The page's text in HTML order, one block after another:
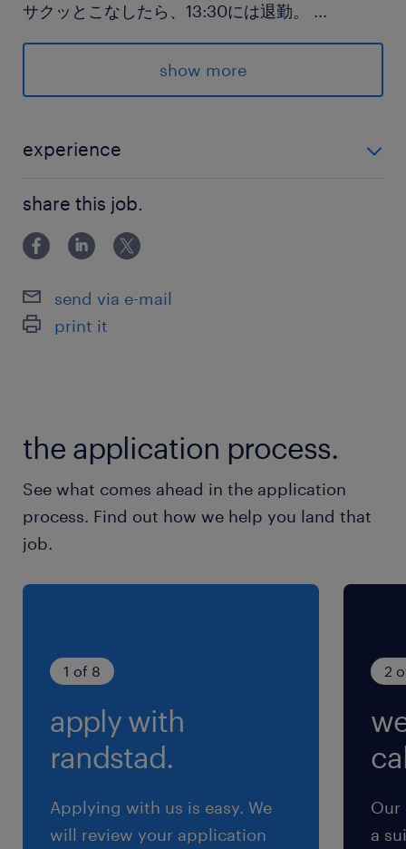
サクッとこなしたら、13:30には退勤。 ...
これまでの接客経験をそのまま活かして、
無理なく働ける大満足のタイムスケジュールです
藤岡市にある、緑豊かで開放的なゴルフ場です。
レストラン内は30代〜50代のスタッフが中心と
なって活躍中◎
最寄駅
高崎線／本庄駅（車30分）
シフト制
就業時間
9:30-13:30（実働4時間00分・休憩0分）
show more
experience
ミリーレストラン、販売などジャンル不問！） ★ゴル
フの知識や経験は一切不要です！
share this job.
send via e-mail
print it
the application process.
See what comes ahead in the application
process. Find out how we help you land that
job.
1 of 8
apply with
randstad.
Applying with us is easy. We
will review your application
2
Our
a